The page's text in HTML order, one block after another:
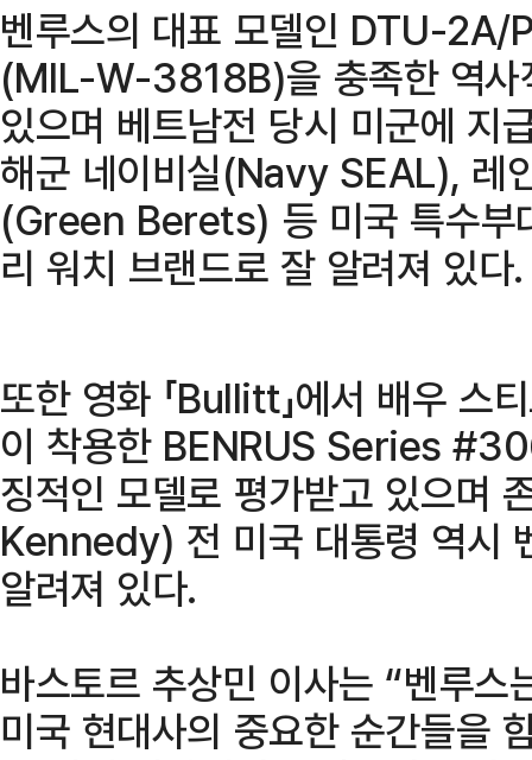
벤루스의 대표 모델인 DTU-2A/
(MIL-W-3818B)을 충족한 역사
있으며 베트남전 당시 미군에
해군 네이비실(Navy SEAL), 레
(Green Berets) 등 미국 특수부
리 워치 브랜드로 잘 알려져 있다.
또한 영화 「Bullitt」에서 배우
이 착용한 BENRUS Series
징적인 모델로 평가받고 있으며
Kennedy) 전 미국 대통령 역시
알려져 있다.
바스토르 추상민 이사는 “벤루
미국 현대사의 중요한 순간들을